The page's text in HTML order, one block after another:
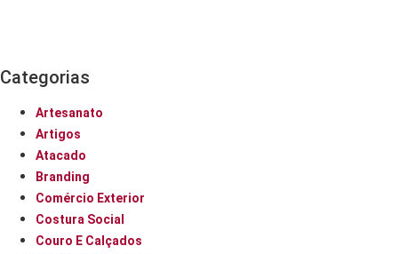
Categorias
Artesanato
Artigos
Atacado
Branding
Comércio Exterior
Costura Social
Couro E Calçados